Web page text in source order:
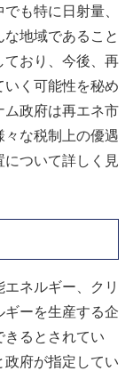
も特に日射量、
地域であること
おり、今後、再
く可能性を秘め
ム政府は再エネ市
な税制上の優遇
ついて詳しく見
ネルギー、クリ
ーを生産する企
るとされてい
府が指定してい